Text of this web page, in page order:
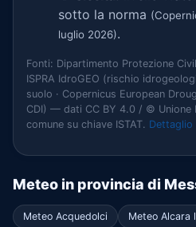
sotto la norma
luglio 2026).
Fonti: Dipartimento Protezione
ISPRA IdroGEO (rischio
suolo · Copernicus European
CDI) — dati CC BY 4.0 / © Unione
comune su chiave ISTAT. Dettaglio
Meteo in provincia di
Meteo Acquedolci Meteo Alcara